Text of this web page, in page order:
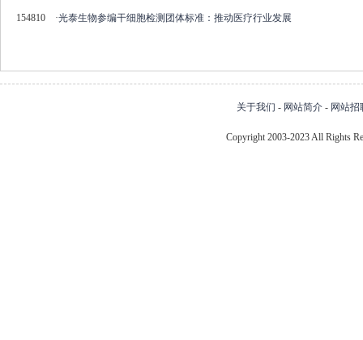
154810 ·光泰生物参编干细胞检测团体标准：推动医疗行业发展
关于我们 - 网站简介 - 网站招
Copyright 2003-2023 All Rights